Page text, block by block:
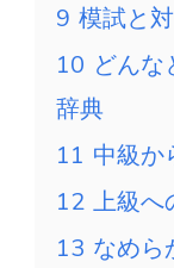
9 模試と
10 どんな
辞典
11 中級か
12 上級へ
13 なめら